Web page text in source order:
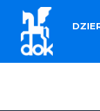
Przejdź
treści